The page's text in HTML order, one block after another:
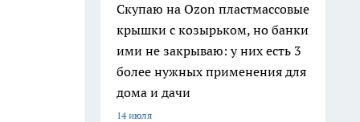
Скупаю на Ozon пластмассовые
крышки с козырьком, но банки
ими не закрываю: у них есть 3
более нужных применения для
дома и дачи
14 июля